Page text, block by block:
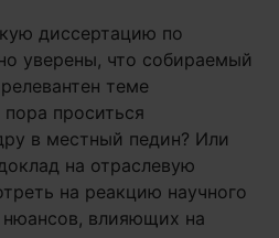
диссертацию по
уверены, что собираемый
теме
проситься
в местный педин? Или
на отраслевую
на реакцию научного
влияющих на